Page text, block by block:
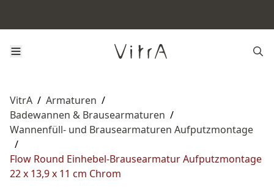
VitrA / Armaturen /
Badewannen & Brausearmaturen /
Wannenfüll‑ und Brausearmaturen Aufputzmontage
/
Flow Round Einhebel-Brausearmatur Aufputzmontage
22 x 13,9 x 11 cm Chrom